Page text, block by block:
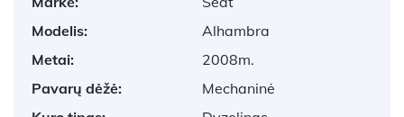
Modelis:
Alhambra
Metai:
2008m.
Pavarų dėžė:
Mechaninė